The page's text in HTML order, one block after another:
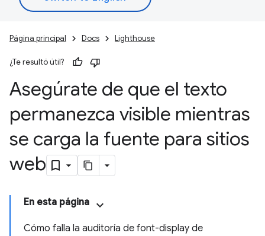
Página principal Docs Lighthouse
¿Te resultó útil?
Asegúrate de que el texto
permanezca visible mientras
se carga la fuente para sitios
web
En esta página
Cómo falla la auditoría de font-display de